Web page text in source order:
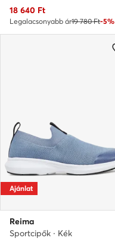
Aktuális ár
18 640 Ft
Legalacsonyabb ár19 780 Ft-5%
Ajánlat
Reima
Sportcipők · Kék